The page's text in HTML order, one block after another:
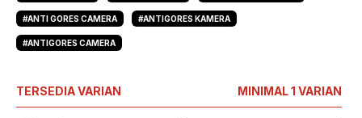
#ANTI GORES CAMERA #ANTIGORES KAMERA
#ANTIGORES CAMERA
TERSEDIA VARIAN MINIMAL 1 VARIAN